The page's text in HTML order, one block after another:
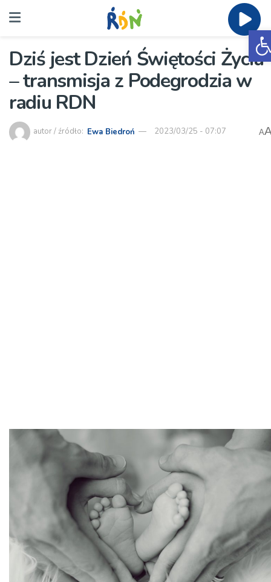
Dziś jest Dzień Świętości Życia
– transmisja z Podegrodzia w
radiu RDN
autor / źródło: Ewa Biedroń 2023/03/25 - 07:07 A